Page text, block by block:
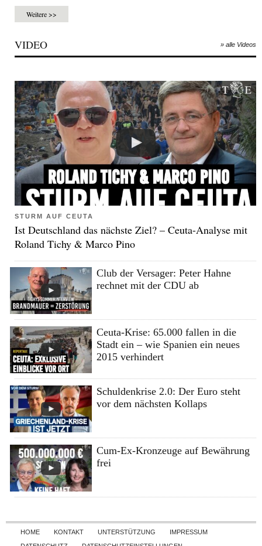
Weitere >>
VIDEO » alle Videos
STURM AUF CEUTA
Ist Deutschland das nächste Ziel? – Ceuta-Analyse mit
Roland Tichy & Marco Pino
Club der Versager: Peter Hahne
rechnet mit der CDU ab
Ceuta-Krise: 65.000 fallen in die
Stadt ein – wie Spanien ein neues
2015 verhindert
Schuldenkrise 2.0: Der Euro steht
vor dem nächsten Kollaps
Cum-Ex-Kronzeuge auf Bewährung
frei
Skip to content
HOME KONTAKT UNTERSTÜTZUNG
IMPRESSUM